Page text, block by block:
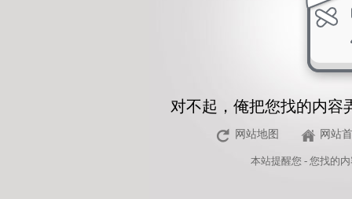
对不起，俺把您找的内容
网站地图 网站
本站提醒您 - 您找的